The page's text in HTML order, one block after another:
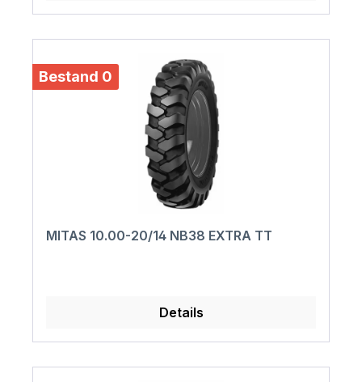
Bestand 0
MITAS 10.00-20/14 NB38 EXTRA TT
Details